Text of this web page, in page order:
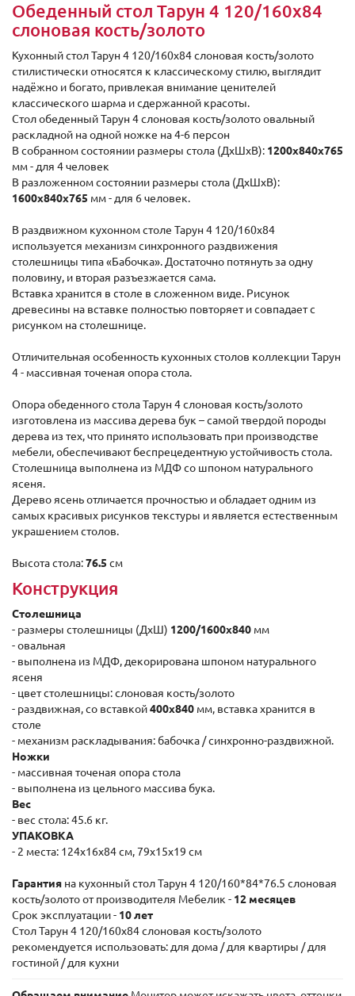
Обеденный стол Тарун 4 120/160х84
слоновая кость/золото
Кухонный стол Тарун 4 120/160х84 слоновая кость/золото
стилистически относятся к классическому стилю, выглядит
надёжно и богато, привлекая внимание ценителей
классического шарма и сдержанной красоты.
Стол обеденный Тарун 4 слоновая кость/золото овальный
раскладной на одной ножке на 4-6 персон
В собранном состоянии размеры стола (ДxШхВ): 1200х840х765
мм - для 4 человек
В разложенном состоянии размеры стола (ДxШхВ):
1600х840х765 мм - для 6 человек.
В раздвижном кухонном столе Тарун 4 120/160х84
используется механизм синхронного раздвижения
столешницы типа «Бабочка». Достаточно потянуть за одну
половину, и вторая разъезжается сама.
Вставка хранится в столе в сложенном виде. Рисунок
древесины на вставке полностью повторяет и совпадает с
рисунком на столешнице.
Отличительная особенность кухонных столов коллекции Тарун
4 - массивная точеная опора стола.
Опора обеденного стола Тарун 4 слоновая кость/золото
изготовлена из массива дерева бук – самой твердой породы
дерева из тех, что принято использовать при производстве
мебели, обеспечивают беспрецедентную устойчивость стола.
Столешница выполнена из МДФ со шпоном натурального
ясеня.
Дерево ясень отличается прочностью и обладает одним из
самых красивых рисунков текстуры и является естественным
украшением столов.
Высота стола:76.5 см
Конструкция
Столешница
- размеры столешницы (ДxШ) 1200/1600x840 мм
- овальная
- выполнена из МДФ, декорирована шпоном натурального
ясеня
- цвет столешницы: слоновая кость/золото
- раздвижная, со вставкой400х840 мм, вставка хранится в
столе
- механизм раскладывания: бабочка / синхронно-раздвижной.
Ножки
- массивная точеная опора стола
- выполнена из цельного массива бука.
Вес
- вес стола: 45.6 кг.
УПАКОВКА
- 2 места: 124x16x84 см, 79x15x19 см
Гарантия на кухонный стол Тарун 4 120/160*84*76.5 слоновая
кость/золото от производителя Мебелик - 12 месяцев
Срок эксплуатации - 10 лет
Стол Тарун 4 120/160х84 слоновая кость/золото
рекомендуется использовать: для дома / для квартиры / для
гостиной / для кухни